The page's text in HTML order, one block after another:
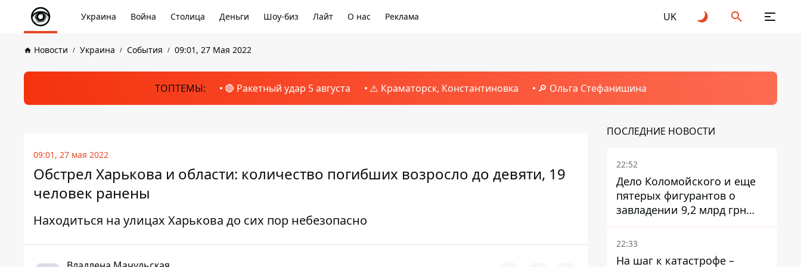
Украина Война Столица Деньги Шоу-биз Лайт О нас Реклама UK
Новости Украина События 09:01, 27 Мая 2022
ТОПТЕМЫ: 🔴 Ракетный удар 5 августа ⚠️ Краматорск, Константиновка 🔎 Ольга Стефанишина
09:01, 27 мая 2022
Обстрел Харькова и области: количество погибших возросло до девяти, 19
человек ранены
Находиться на улицах Харькова до сих пор небезопасно
ПОСЛЕДНИЕ НОВОСТИ
22:52
Дело Коломойского и еще
пятерых фигурантов о
завладении 9,2 млрд грн
ПриватБанка направили в
суд
22:33
На шаг к катастрофе –